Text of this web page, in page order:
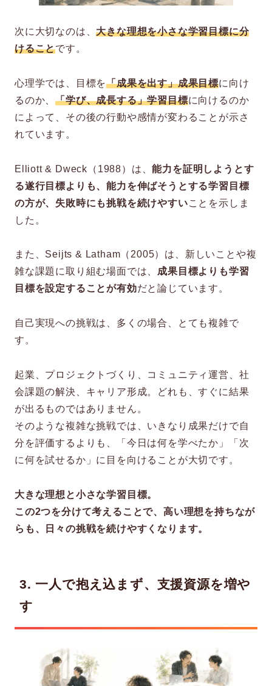
次に大切なのは、大きな理想を小さな学習目標に分
けることです。
心理学では、目標を「成果を出す」成果目標に向け
るのか、「学び、成長する」学習目標に向けるのか
によって、その後の行動や感情が変わることが示さ
れています。
Elliott & Dweck（1988）は、能力を証明しようとす
る遂行目標よりも、能力を伸ばそうとする学習目標
の方が、失敗時にも挑戦を続けやすいことを示しま
した。
また、Seijts & Latham（2005）は、新しいことや複
雑な課題に取り組む場面では、 成果目標よりも学習
目標を設定することが有効だと論じています。
自己実現への挑戦は、多くの場合、とても複雑で
す。
起業、プロジェクトづくり、コミュニティ運営、社
会課題の解決、キャリア形成。どれも、すぐに結果
が出るものではありません。
そのような複雑な挑戦では、いきなり成果だけで自
分を評価するよりも、「今日は何を学べたか」「次
に何を試せるか」に目を向けることが大切です。
大きな理想と小さな学習目標。
この2つを分けて考えることで、高い理想を持ちなが
らも、日々の挑戦を続けやすくなります。
3. 一人で抱え込まず、支援資源を増や
す